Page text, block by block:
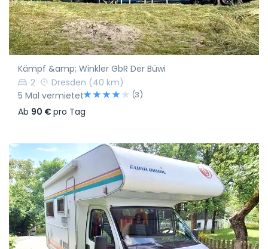
Kämpf &amp; Winkler GbR Der Büwi
2
Dresden (40 km)
5 Mal vermietet
(3)
Ab 90 €pro Tag